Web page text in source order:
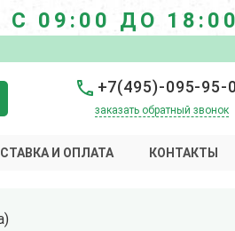
09:00 ДО 18:00
+7(495)-095-95-
заказать обратный звонок
И ОПЛАТА КОНТАКТЫ